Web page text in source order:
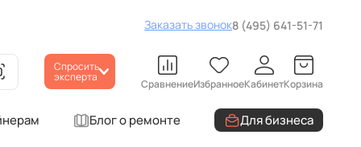
Заказать звонок8 (495) 641-51-71
Спросить
эксперта СравнениеИзбранноеКабинетКорзина
Блог о ремонте Для бизнеса